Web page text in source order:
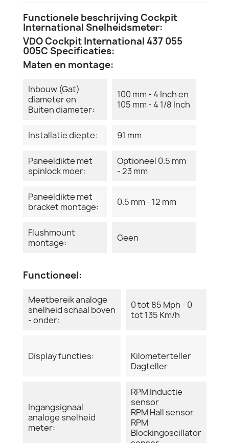
Functionele beschrijving Cockpit
International Snelheidsmeter:
VDO Cockpit International 437 055
005C Specificaties:
Maten en montage:
Inbouw (Gat)
diameter en
Buiten diameter:
100 mm - 4 Inch en
105 mm - 4 1/8 Inch
Installatie diepte: 91 mm
Paneeldikte met
spinlock moer:
Optioneel 0.5 mm
- 23 mm
Paneeldikte met
bracket montage:
0.5 mm - 12 mm
Flushmount
montage:
Geen
Functioneel:
Meetbereik analoge
snelheid schaal boven
- onder:
0 tot 85 Mph - 0
tot 135 Km/h
Display functies:
Kilometerteller
Dagteller
Ingangsignaal
analoge snelheid
meter:
RPM Inductie
sensor
RPM Hall sensor
RPM
Blockingoscillator